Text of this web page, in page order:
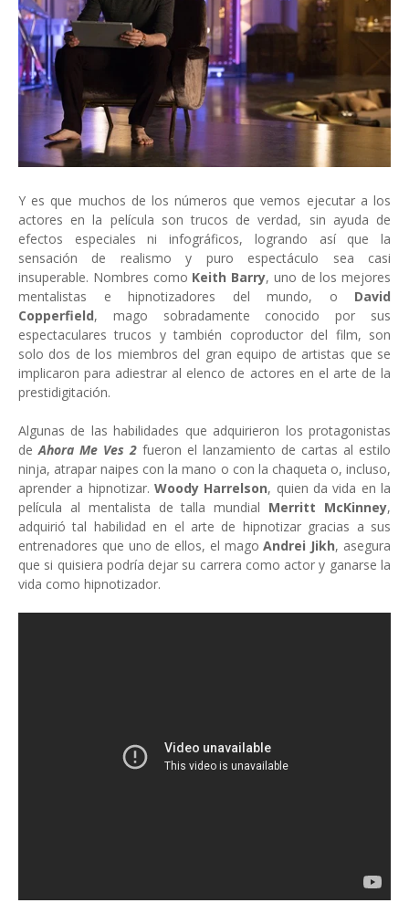
Y es que muchos de los números que vemos ejecutar a los
actores en la película son trucos de verdad, sin ayuda de
efectos especiales ni infográficos, logrando así que la
sensación de realismo y puro espectáculo sea casi
insuperable. Nombres como Keith Barry, uno de los mejores
mentalistas e hipnotizadores del mundo, o David
Copperfield, mago sobradamente conocido por sus
espectaculares trucos y también coproductor del film, son
solo dos de los miembros del gran equipo de artistas que se
implicaron para adiestrar al elenco de actores en el arte de la
prestidigitación.
Algunas de las habilidades que adquirieron los protagonistas
deAhora Me Ves 2 fueron el lanzamiento de cartas al estilo
ninja, atrapar naipes con la mano o con la chaqueta o, incluso,
aprender a hipnotizar. Woody Harrelson, quien da vida en la
película al mentalista de talla mundial Merritt McKinney,
adquirió tal habilidad en el arte de hipnotizar gracias a sus
entrenadores que uno de ellos, el magoAndrei Jikh, asegura
que si quisiera podría dejar su carrera como actor y ganarse la
vida como hipnotizador.